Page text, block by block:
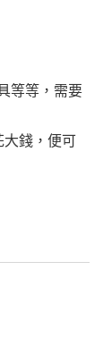
等等，需要
大錢，便可